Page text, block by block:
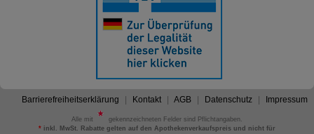
Barrierefreiheitserklärung Kontakt AGB Datenschutz Impressum
Alle mit
gekennzeichneten Felder sind Pflichtangaben.
*inkl. MwSt. Rabatte gelten auf den Apothekenverkaufspreis und nicht für